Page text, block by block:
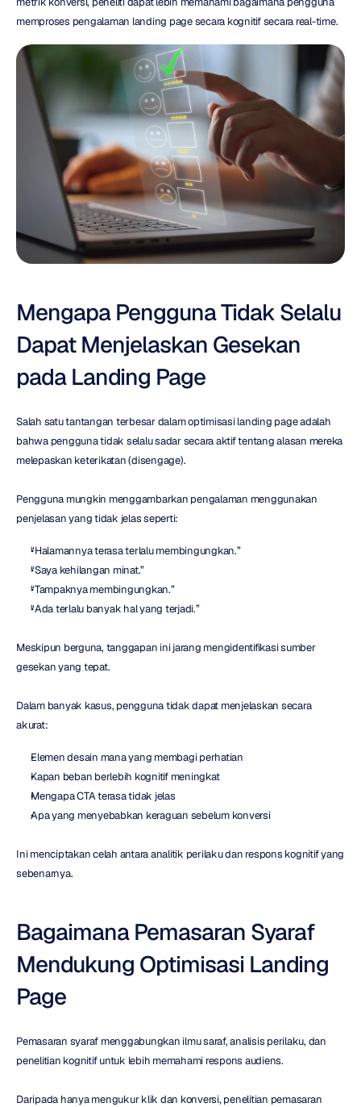
memproses pengalaman landing page secara kognitif secara real-time.
Mengapa Pengguna Tidak Selalu
Dapat Menjelaskan Gesekan
pada Landing Page
Salah satu tantangan terbesar dalam optimisasi landing page adalah
bahwa pengguna tidak selalu sadar secara aktif tentang alasan mereka
melepaskan keterikatan (disengage).
Pengguna mungkin menggambarkan pengalaman menggunakan
penjelasan yang tidak jelas seperti:
“Halamannya terasa terlalu membingungkan.”
“Saya kehilangan minat.”
“Tampaknya membingungkan.”
“Ada terlalu banyak hal yang terjadi.”
Meskipun berguna, tanggapan ini jarang mengidentifikasi sumber
gesekan yang tepat.
Dalam banyak kasus, pengguna tidak dapat menjelaskan secara
akurat:
Elemen desain mana yang membagi perhatian
Kapan beban berlebih kognitif meningkat
Mengapa CTA terasa tidak jelas
Apa yang menyebabkan keraguan sebelum konversi
Ini menciptakan celah antara analitik perilaku dan respons kognitif yang
sebenarnya.
Bagaimana Pemasaran Syaraf
Mendukung Optimisasi Landing
Page
Pemasaran syaraf menggabungkan ilmu saraf, analisis perilaku, dan
penelitian kognitif untuk lebih memahami respons audiens.
Daripada hanya mengukur klik dan konversi, penelitian pemasaran